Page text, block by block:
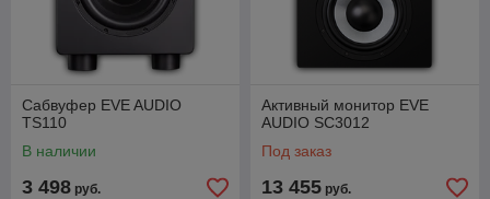
Сабвуфер EVE AUDIO
TS110
В наличии
3 498 руб.
Активный монитор EVE
AUDIO SC3012
Под заказ
13 455 руб.